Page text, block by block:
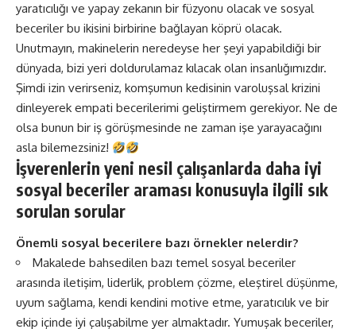
yaratıcılığı ve yapay zekanın bir füzyonu olacak ve sosyal
beceriler bu ikisini birbirine bağlayan köprü olacak.
Unutmayın, makinelerin neredeyse her şeyi yapabildiği bir
dünyada, bizi yeri doldurulamaz kılacak olan insanlığımızdır.
Şimdi izin verirseniz, komşumun kedisinin varoluşsal krizini
dinleyerek empati becerilerimi geliştirmem gerekiyor. Ne de
olsa bunun bir iş görüşmesinde ne zaman işe yarayacağını
asla bilemezsiniz!
İşverenlerin yeni nesil çalışanlarda daha iyi
sosyal beceriler araması konusuyla ilgili sık
sorulan sorular
Önemli sosyal becerilere bazı örnekler nelerdir?
Makalede bahsedilen bazı temel sosyal beceriler
arasında iletişim, liderlik, problem çözme, eleştirel düşünme,
uyum sağlama, kendi kendini motive etme, yaratıcılık ve bir
ekip içinde iyi çalışabilme yer almaktadır. Yumuşak beceriler,